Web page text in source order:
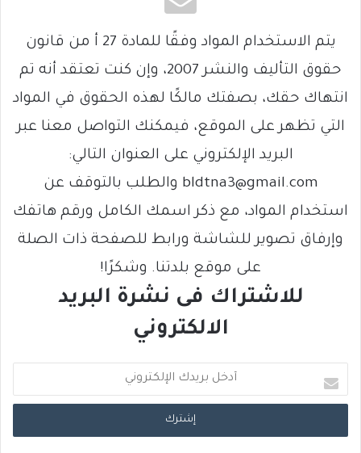
يتم الاستخدام المواد وفقًا للمادة 27 أ من قانون
حقوق التأليف والنشر 2007، وإن كنت تعتقد أنه تم
انتهاك حقك، بصفتك مالكًا لهذه الحقوق في المواد
التي تظهر على الموقع، فيمكنك التواصل معنا عبر
البريد الإلكتروني على العنوان التالي:
bldtna3@gmail.com والطلب بالتوقف عن
استخدام المواد، مع ذكر اسمك الكامل ورقم هاتفك
وإرفاق تصوير للشاشة ورابط للصفحة ذات الصلة
على موقع بلدتنا. وشكرًا!
للاشتراك فى نشرة البريد
الالكتروني
د
خ